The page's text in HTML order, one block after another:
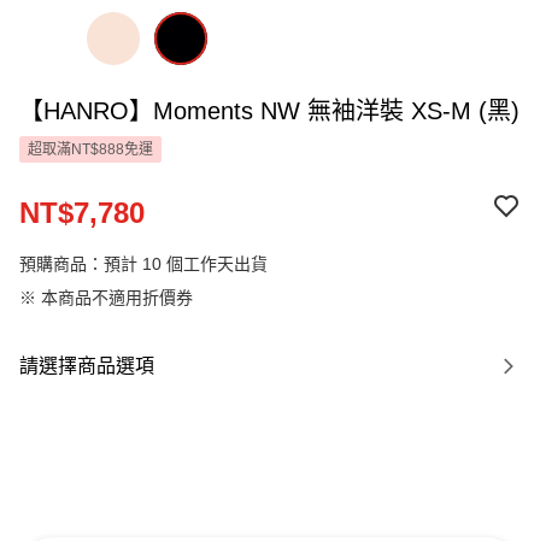
【HANRO】Moments NW 無袖洋裝 XS-M (黑)
超取滿NT$888免運
NT$7,780
預購商品：預計 10 個工作天出貨
※ 本商品不適用折價券
請選擇商品選項